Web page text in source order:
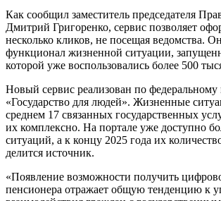
Как сообщил заместитель председателя
Дмитрий Григоренко, сервис позволяет
несколько кликов, не посещая ведомства.
функционал жизненной ситуации,
которой уже воспользовались более 500
Новый сервис реализован по федеральному
«Государство для людей». Жизненные
среднем 17 связанных государственных
их комплексно. На портале уже доступно
ситуаций, а к концу 2025 года их
делится источник.
«Появление возможности получить
пенсионера отражает общую тенденцию к